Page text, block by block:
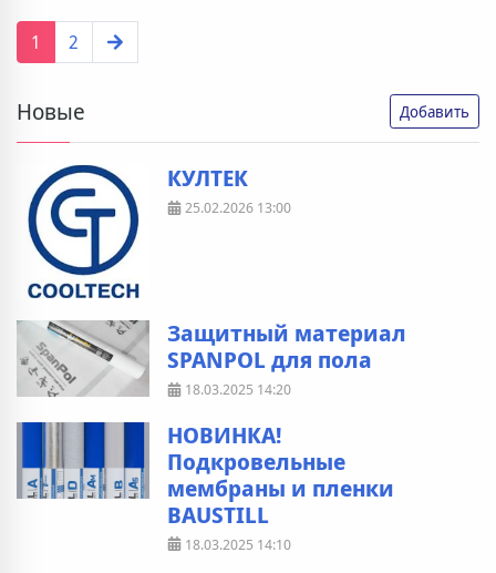
1 2
Новые Добавить
КУЛТЕК
25.02.2026 13:00
Защитный материал
SPANPOL для пола
18.03.2025 14:20
НОВИНКА!
Подкровельные
мембраны и пленки
BAUSTILL
18.03.2025 14:10